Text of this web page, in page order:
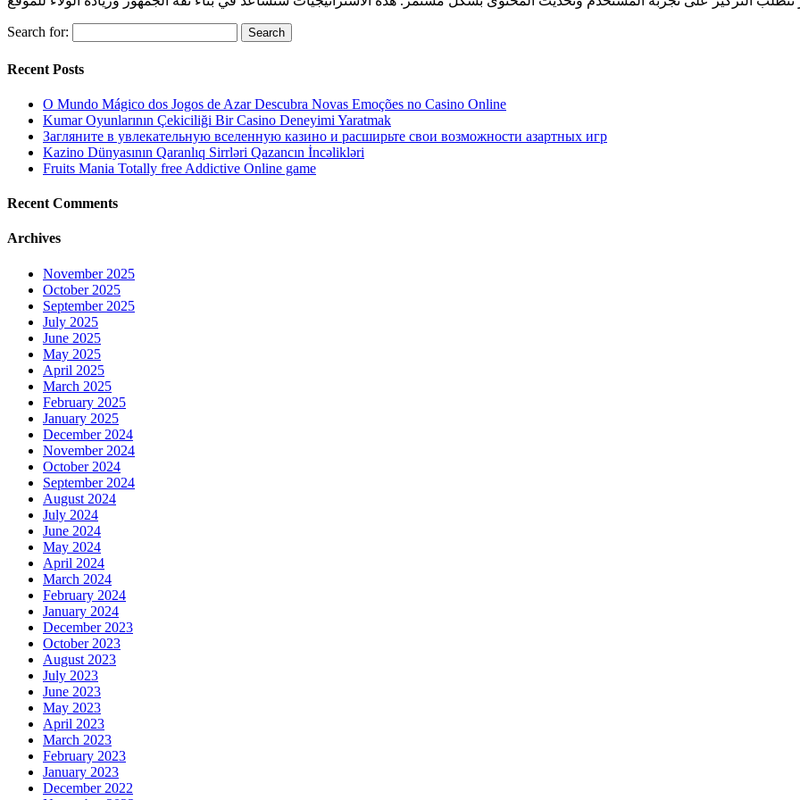
Search for:
Recent Posts
O Mundo Mágico dos Jogos de Azar Descubra Novas Emoções no Casino Online
Kumar Oyunlarının Çekiciliği Bir Casino Deneyimi Yaratmak
Загляните в увлекательную вселенную казино и расширьте свои возможности азартных игр
Kazino Dünyasının Qaranlıq Sirrləri Qazancın İncəlikləri
Fruits Mania Totally free Addictive Online game
Recent Comments
Archives
November 2025
October 2025
September 2025
July 2025
June 2025
May 2025
April 2025
March 2025
February 2025
January 2025
December 2024
November 2024
October 2024
September 2024
August 2024
July 2024
June 2024
May 2024
April 2024
March 2024
February 2024
January 2024
December 2023
October 2023
August 2023
July 2023
June 2023
May 2023
April 2023
March 2023
February 2023
January 2023
December 2022